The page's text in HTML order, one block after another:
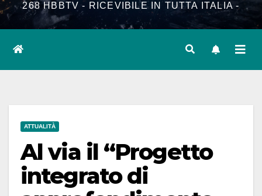
268 HBBTV - RICEVIBILE IN TUTTA ITALIA -
ATTUALITÀ
Al via il “Progetto
integrato di